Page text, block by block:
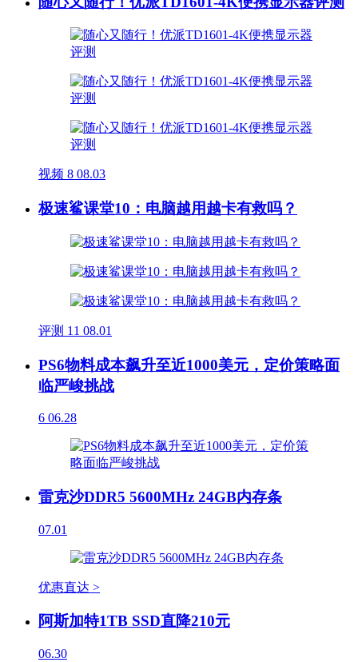
视频 8 08.03
极速鲨课堂10：电脑越用越卡有救吗？
评测 11 08.01
PS6物料成本飙升至近1000美元，定价策略面
临严峻挑战
6 06.28
雷克沙DDR5 5600MHz 24GB内存条
07.01
优惠直达 >
阿斯加特1TB SSD直降210元
06.30